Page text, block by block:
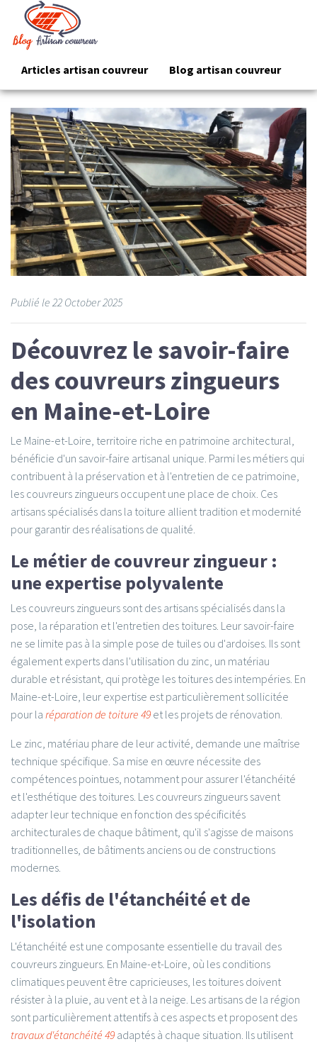
Articles artisan couvreur Blog artisan couvreur
Publié le 22 October 2025
Découvrez le savoir-faire
des couvreurs zingueurs
en Maine-et-Loire
Le Maine-et-Loire, territoire riche en patrimoine architectural,
bénéficie d'un savoir-faire artisanal unique. Parmi les métiers qui
contribuent à la préservation et à l'entretien de ce patrimoine,
les couvreurs zingueurs occupent une place de choix. Ces
artisans spécialisés dans la toiture allient tradition et modernité
pour garantir des réalisations de qualité.
Le métier de couvreur zingueur :
une expertise polyvalente
Les couvreurs zingueurs sont des artisans spécialisés dans la
pose, la réparation et l'entretien des toitures. Leur savoir-faire
ne se limite pas à la simple pose de tuiles ou d'ardoises. Ils sont
également experts dans l'utilisation du zinc, un matériau
durable et résistant, qui protège les toitures des intempéries. En
Maine-et-Loire, leur expertise est particulièrement sollicitée
pour la réparation de toiture 49 et les projets de rénovation.
Le zinc, matériau phare de leur activité, demande une maîtrise
technique spécifique. Sa mise en œuvre nécessite des
compétences pointues, notamment pour assurer l'étanchéité
et l'esthétique des toitures. Les couvreurs zingueurs savent
adapter leur technique en fonction des spécificités
architecturales de chaque bâtiment, qu'il s'agisse de maisons
traditionnelles, de bâtiments anciens ou de constructions
modernes.
Les défis de l'étanchéité et de
l'isolation
L'étanchéité est une composante essentielle du travail des
couvreurs zingueurs. En Maine-et-Loire, où les conditions
climatiques peuvent être capricieuses, les toitures doivent
résister à la pluie, au vent et à la neige. Les artisans de la région
sont particulièrement attentifs à ces aspects et proposent des
travaux d'étanchéité 49 adaptés à chaque situation. Ils utilisent